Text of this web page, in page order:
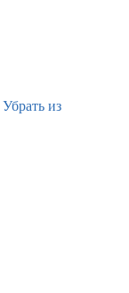
Убрать из